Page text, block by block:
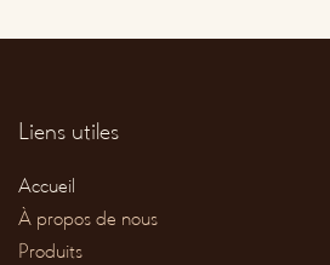
Liens utiles
Accueil
À propos de nous
Produits